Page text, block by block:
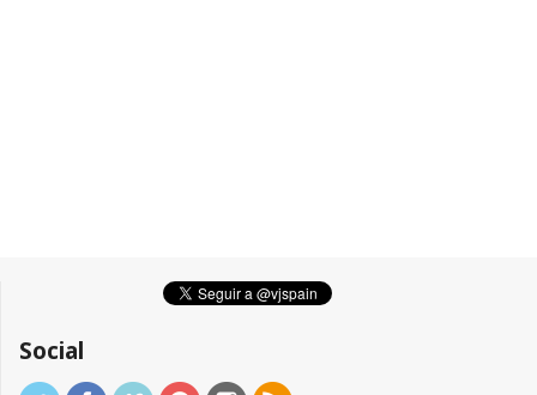
Social